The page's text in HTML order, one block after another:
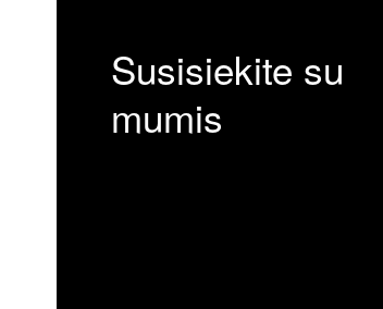
Susisiekite su
mumis